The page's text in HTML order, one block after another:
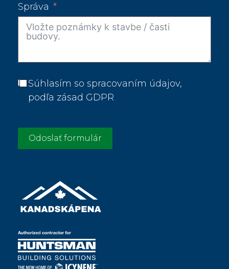
Správa
Súhlasím so spracovaním údajov,
podľa zásad GDPR
Odoslať formulár